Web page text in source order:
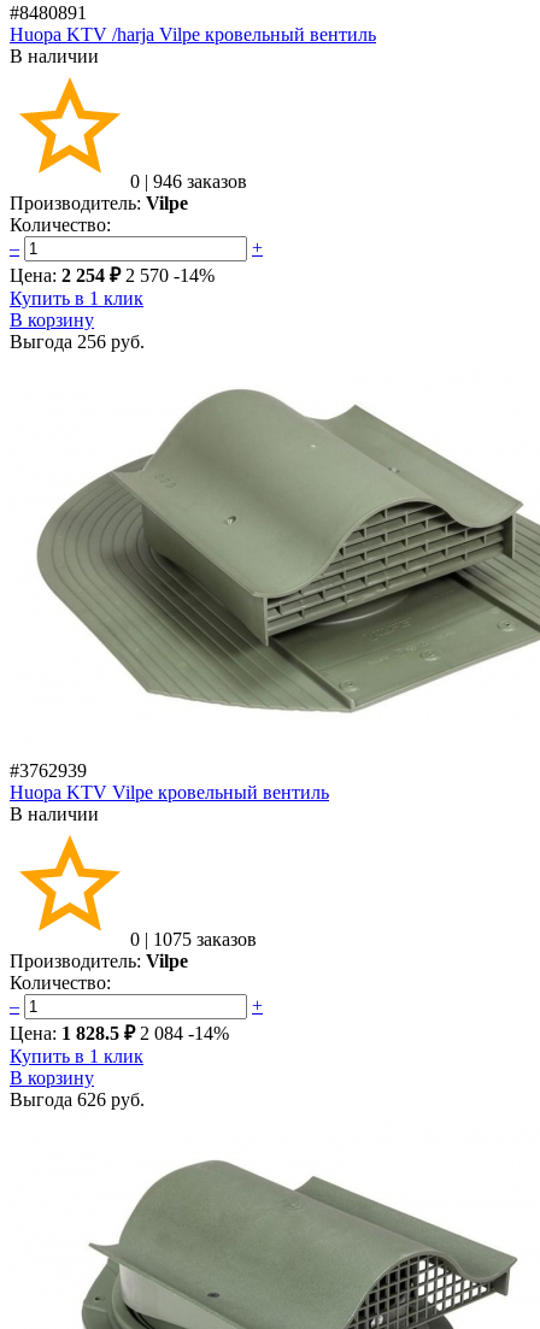
#8480891
Huopa KTV /harja Vilpe кровельный вентиль
В наличии
0 | 946 заказов
Производитель: Vilpe
Количество:
–
+
Цена: 2 254 ₽ 2 570 -14%
Купить в 1 клик
В корзину
Выгода 256 руб.
#3762939
Huopa KTV Vilpe кровельный вентиль
В наличии
0 | 1075 заказов
Производитель: Vilpe
Количество:
–
+
Цена: 1 828.5 ₽ 2 084 -14%
Купить в 1 клик
В корзину
Выгода 626 руб.